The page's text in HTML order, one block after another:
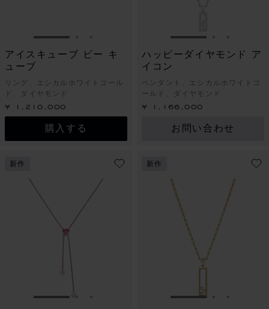
スライドに移動 1スライドに移動 3
アイスキューブ ビー キ
ューブ
リング、エシカルホワイトゴール
ド、ダイヤモンド
¥ 1,210,000
購入する
スライドに移動 1
ハッピーダイヤモンド ア
イコン
ペンダント、エシカルホワイトゴ
ールド、ダイヤモンド
¥ 1,166,000
お問い合わせ
新作
スライドに移動 1スライドに移動 3
新作
スライドに移動 1